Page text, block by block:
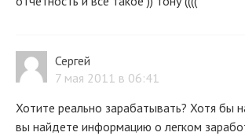
Сергей
7 мая 2011 в 06:41
Хотите реально зарабатывать? Хотя бы
вы найдете информацию о легком